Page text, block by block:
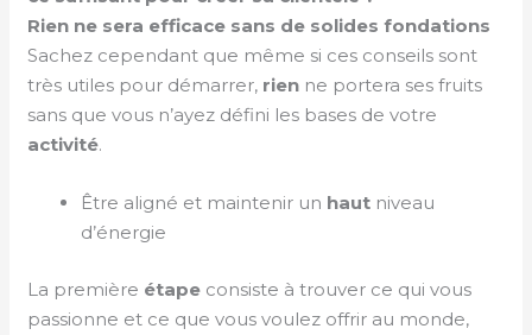
Rien ne sera efficace sans de solides fondations
Sachez cependant que même si ces conseils sont
très utiles pour démarrer, rien ne portera ses fruits
sans que vous n’ayez défini les bases de votre
activité.
Être aligné et maintenir un haut niveau
d’énergie
La première étape consiste à trouver ce qui vous
passionne et ce que vous voulez offrir au monde,